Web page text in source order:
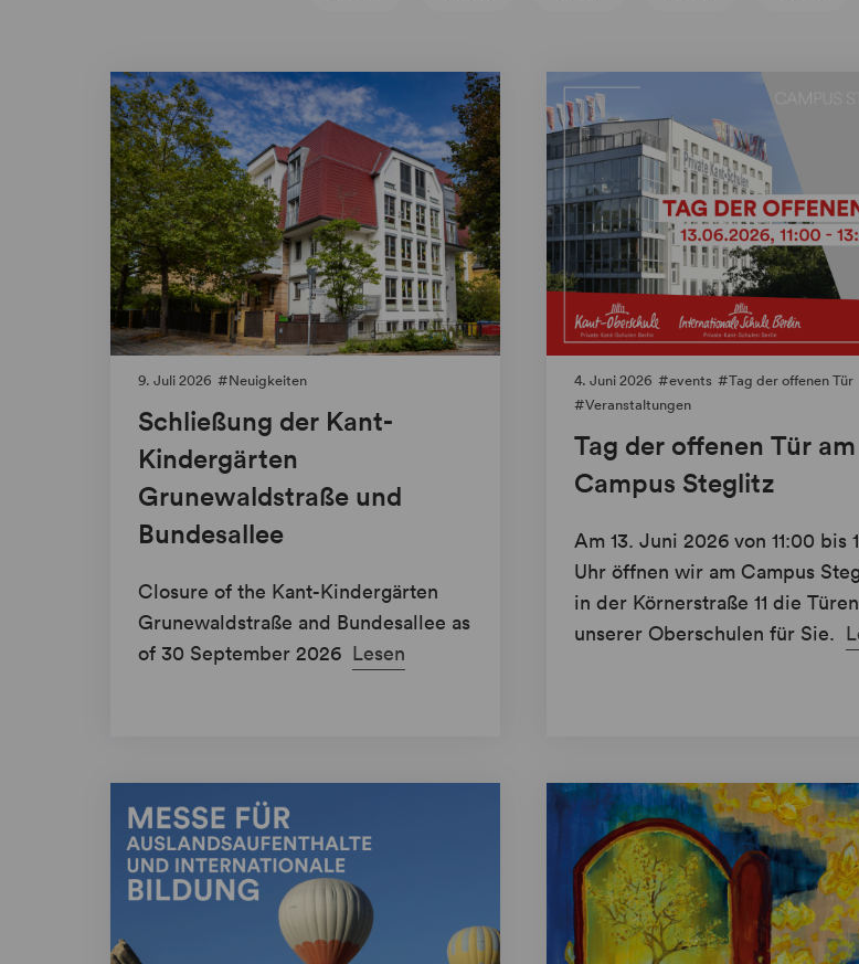
9. Juli 2026 Neuigkeiten
Schließung der Kant-
Kindergärten
Grunewaldstraße und
Bundesallee
Closure of the Kant-Kindergärten
Grunewaldstraße and Bundesallee as
of 30 September 2026 Lesen
4. Juni 2026 events
Tag der offenen Tür
Veranstaltungen
Tag der offenen Tür am
Campus Steglitz
Am 13. Juni 2026 von 11:00 bis
Uhr öffnen wir am Campus
in der Körnerstraße 11 die Türen
unserer Oberschulen für Sie.